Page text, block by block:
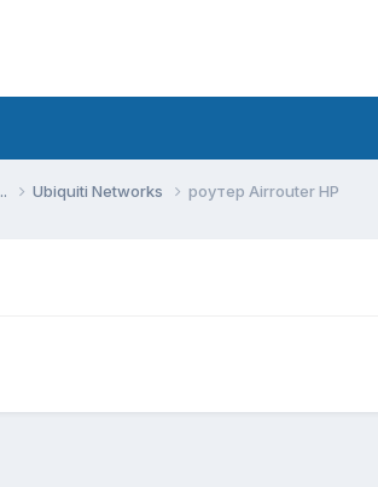
Ubiquiti Networks роутер Airrouter HP